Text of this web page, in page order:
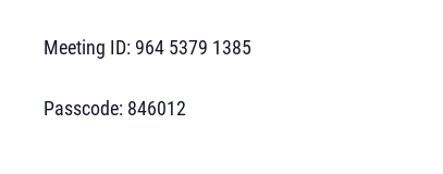
Meeting ID: 964 5379 1385
Passcode: 846012